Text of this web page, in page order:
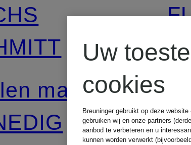
mantel
Uw
cookies
Breuninger gebruikt op deze
gebruiken wij en onze partners
aanbod te verbeteren en u
kunnen worden verwerkt